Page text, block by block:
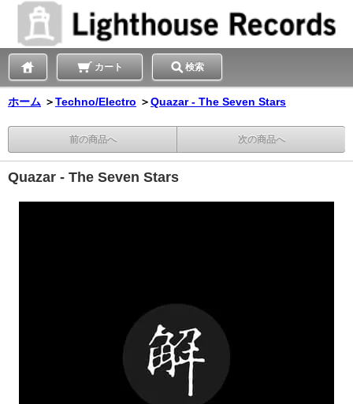
カート 検索
ホーム ＞Techno/Electro ＞Quazar - The Seven Stars
前の商品へ 次の商品へ
Quazar - The Seven Stars